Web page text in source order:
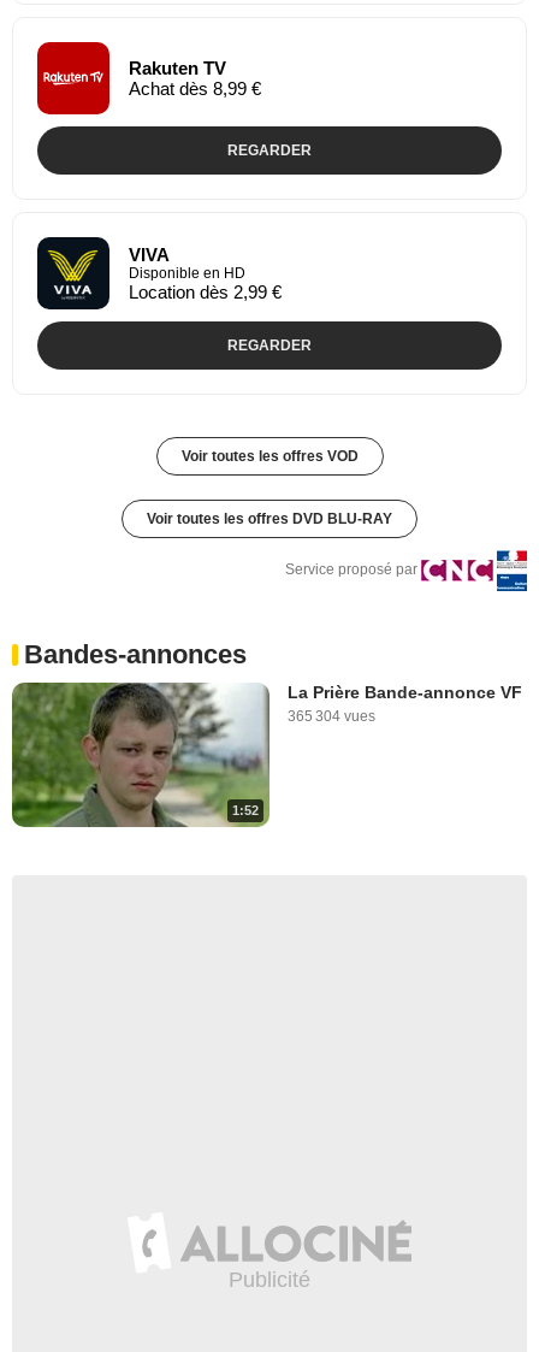
Rakuten TV
Achat dès 8,99 €
REGARDER
VIVA
Disponible en HD
Location dès 2,99 €
REGARDER
Voir toutes les offres VOD
Voir toutes les offres DVD BLU-RAY
Service proposé par
Bandes-annonces
1:52
La Prière Bande-annonce VF
365 304 vues